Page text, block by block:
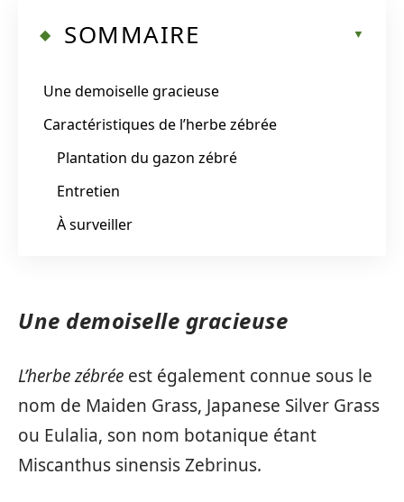
SOMMAIRE
Une demoiselle gracieuse
Caractéristiques de l’herbe zébrée
Plantation du gazon zébré
Entretien
À surveiller
Une demoiselle gracieuse
L’herbe zébrée est également connue sous le
nom de Maiden Grass, Japanese Silver Grass
ou Eulalia, son nom botanique étant
Miscanthus sinensis Zebrinus.